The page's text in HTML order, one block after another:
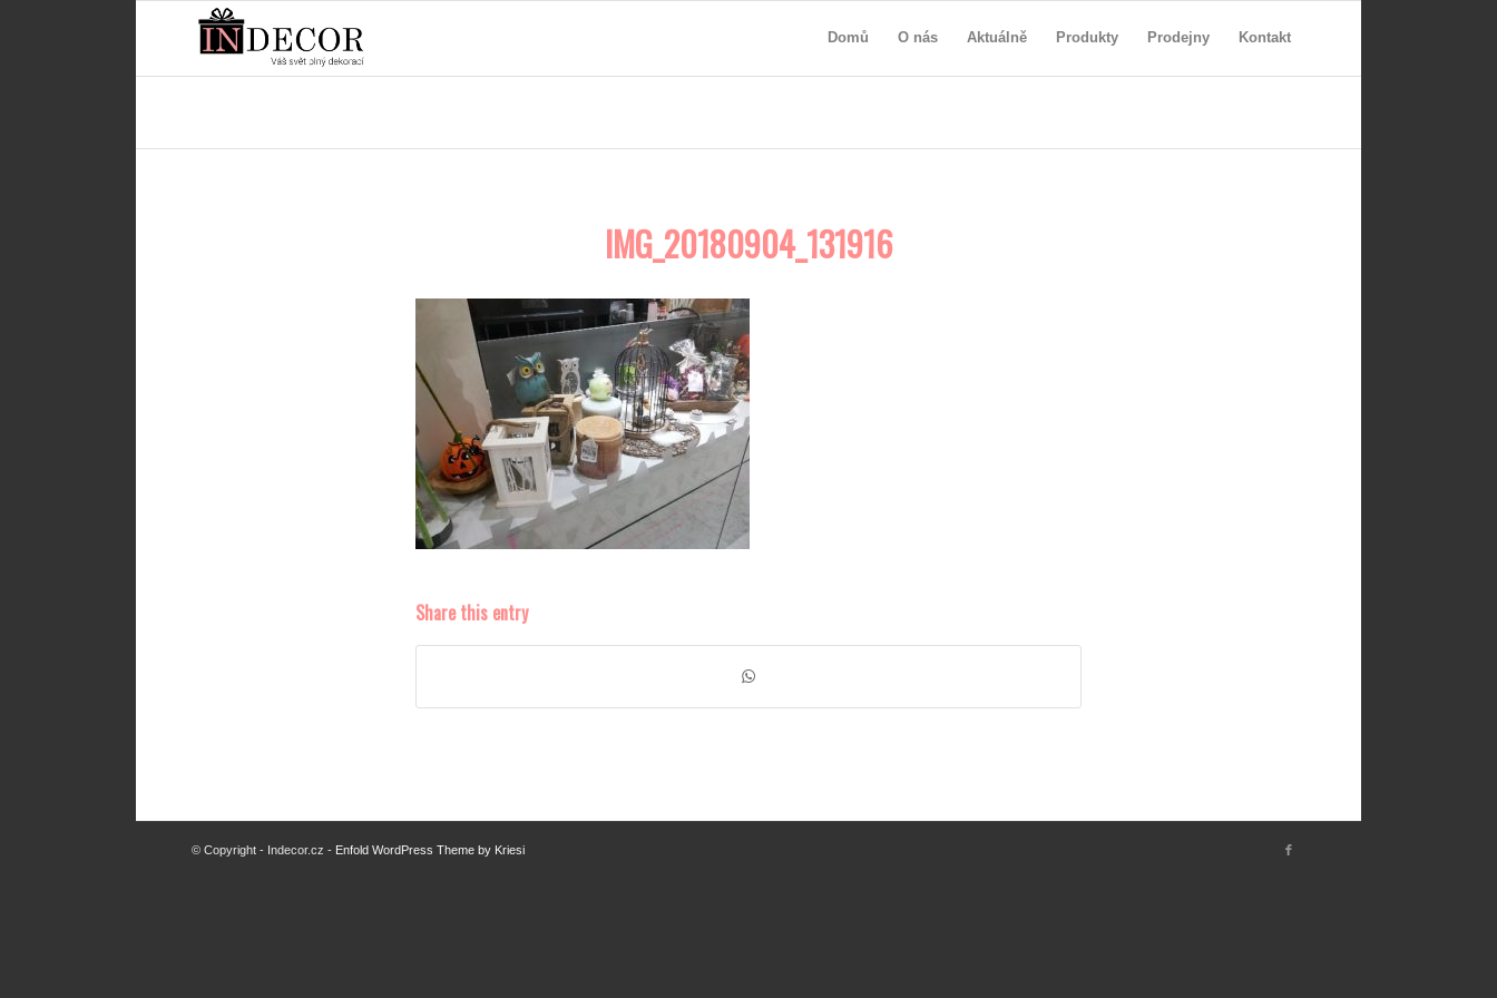
Domů O nás Aktuálně Produkty Prodejny Kontakt
IMG_20180904_131916
Share this entry
© Copyright - Indecor.cz - Enfold WordPress Theme by Kriesi